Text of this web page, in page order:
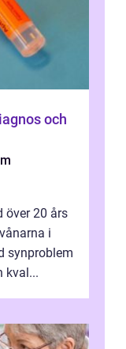
över 20 års
i
synproblem
kval...